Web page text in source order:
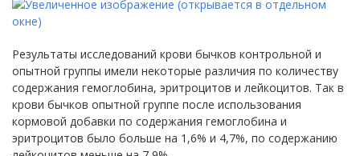
Результаты исследований крови бычков контрольной и
опытной группы имели некоторые различия по количеству
содержания гемоглобина, эритроцитов и лейкоцитов. Так в
крови бычков опытной группе после использования
кормовой добавки по содержания гемоглобина и
эритроцитов было больше на 1,6% и 4,7%, по содержанию